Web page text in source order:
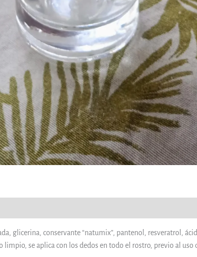
glicerina, conservante “natumix”, pantenol, resveratrol,
limpio, se aplica con los dedos en todo el rostro, previo al